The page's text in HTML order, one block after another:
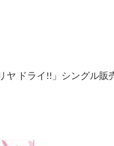
ヤ ドライ!!」シングル販